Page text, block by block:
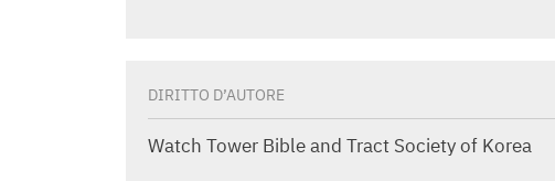
DIRITTO D’AUTORE
Watch Tower Bible and Tract Society of Korea